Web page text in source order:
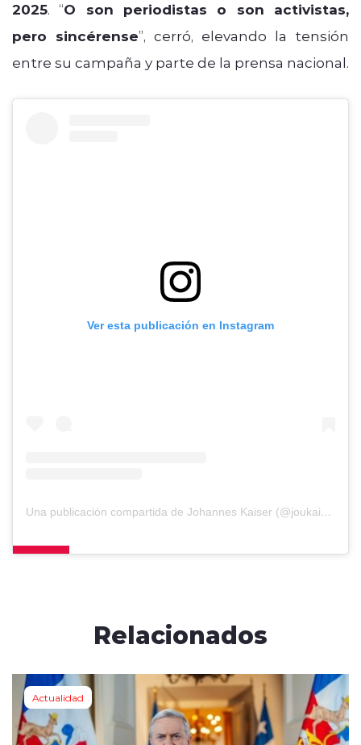
2025. “O son periodistas o son activistas,
pero sincérense”, cerró, elevando la tensión
entre su campaña y parte de la prensa nacional.
Ver esta publicación en Instagram
Una publicación compartida de Johannes Kaiser (@joukaiser)
Relacionados
Actualidad